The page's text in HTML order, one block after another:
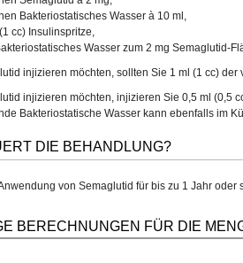
Bakteriostatisches Wasser à 10 ml,
cc) Insulinspritze,
Wasser zum 2 mg Semaglutid-
injizieren möchten, sollten Sie 1 ml (1 cc)
injizieren möchten, injizieren Sie 0,5 ml (0,5
Bakteriostatische Wasser kann ebenfalls im
DIE BEHANDLUNG?
von Semaglutid für bis zu 1 Jahr
BERECHNUNGEN FÜR DIE